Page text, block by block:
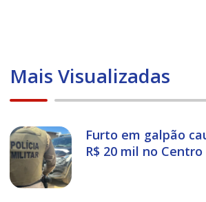
Mais Visualizadas
Furto em galpão
R$ 20 mil no